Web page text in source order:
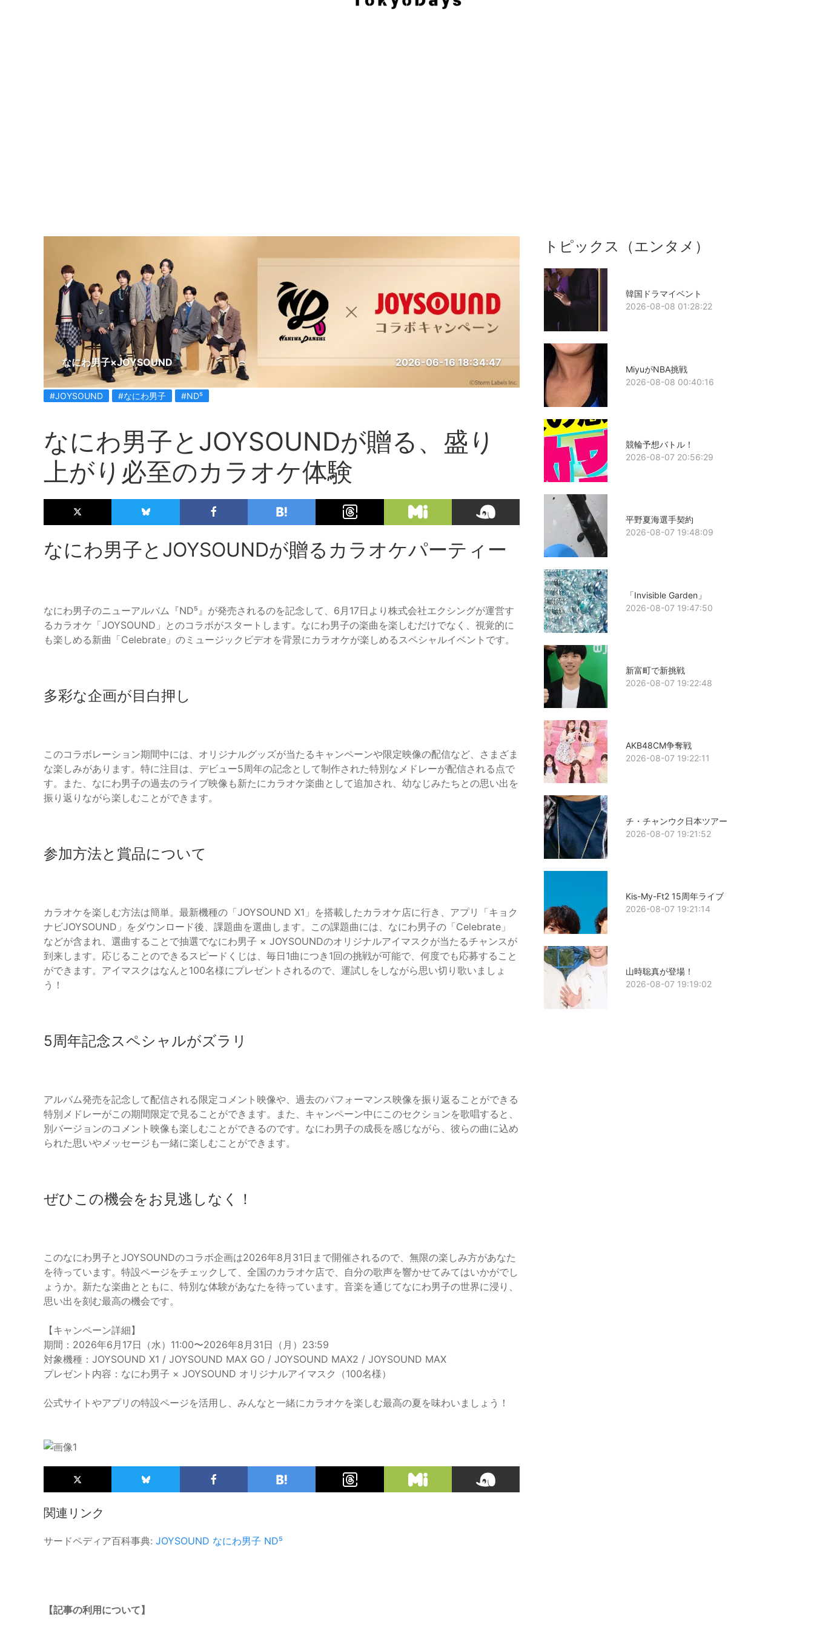
なにわ男子×JOYSOUND 2026-06-16 18:34:47
#JOYSOUND #なにわ男子 #ND⁵
なにわ男子とJOYSOUNDが贈る、盛り
上がり必至のカラオケ体験
なにわ男子とJOYSOUNDが贈るカラオケパーティー
なにわ男子のニューアルバム『ND⁵』が発売されるのを記念して、6月17日より株式会社エクシングが運営す
るカラオケ「JOYSOUND」とのコラボがスタートします。なにわ男子の楽曲を楽しむだけでなく、視覚的に
も楽しめる新曲「Celebrate」のミュージックビデオを背景にカラオケが楽しめるスペシャルイベントです。
多彩な企画が目白押し
このコラボレーション期間中には、オリジナルグッズが当たるキャンペーンや限定映像の配信など、さまざま
な楽しみがあります。特に注目は、デビュー5周年の記念として制作された特別なメドレーが配信される点で
す。また、なにわ男子の過去のライブ映像も新たにカラオケ楽曲として追加され、幼なじみたちとの思い出を
振り返りながら楽しむことができます。
参加方法と賞品について
カラオケを楽しむ方法は簡単。最新機種の「JOYSOUND X1」を搭載したカラオケ店に行き、アプリ「キョク
ナビJOYSOUND」をダウンロード後、課題曲を選曲します。この課題曲には、なにわ男子の「Celebrate」
などが含まれ、選曲することで抽選でなにわ男子 × JOYSOUNDのオリジナルアイマスクが当たるチャンスが
到来します。応じることのできるスピードくじは、毎日1曲につき1回の挑戦が可能で、何度でも応募すること
ができます。アイマスクはなんと100名様にプレゼントされるので、運試しをしながら思い切り歌いましょ
う！
5周年記念スペシャルがズラリ
アルバム発売を記念して配信される限定コメント映像や、過去のパフォーマンス映像を振り返ることができる
特別メドレーがこの期間限定で見ることができます。また、キャンペーン中にこのセクションを歌唱すると、
別バージョンのコメント映像も楽しむことができるのです。なにわ男子の成長を感じながら、彼らの曲に込め
られた思いやメッセージも一緒に楽しむことができます。
ぜひこの機会をお見逃しなく！
このなにわ男子とJOYSOUNDのコラボ企画は2026年8月31日まで開催されるので、無限の楽しみ方があなた
を待っています。特設ページをチェックして、全国のカラオケ店で、自分の歌声を響かせてみてはいかがでし
ょうか。新たな楽曲とともに、特別な体験があなたを待っています。音楽を通じてなにわ男子の世界に浸り、
思い出を刻む最高の機会です。
【キャンペーン詳細】
期間：2026年6月17日（水）11:00〜2026年8月31日（月）23:59
対象機種：JOYSOUND X1 / JOYSOUND MAX GO / JOYSOUND MAX2 / JOYSOUND MAX
プレゼント内容：なにわ男子 × JOYSOUND オリジナルアイマスク（100名様）
公式サイトやアプリの特設ページを活用し、みんなと一緒にカラオケを楽しむ最高の夏を味わいましょう！
関連リンク
サードペディア百科事典: JOYSOUND なにわ男子 ND⁵
トピックス（エンタメ）
韓国ドラマイベント
2026-08-08 01:28:22
MiyuがNBA挑戦
2026-08-08 00:40:16
競輪予想バトル！
2026-08-07 20:56:29
平野夏海選手契約
2026-08-07 19:48:09
「Invisible Garden」
2026-08-07 19:47:50
新富町で新挑戦
2026-08-07 19:22:48
AKB48CM争奪戦
2026-08-07 19:22:11
チ・チャンウク日本ツアー
2026-08-07 19:21:52
Kis-My-Ft2 15周年ライブ
2026-08-07 19:21:14
山時聡真が登場！
2026-08-07 19:19:02
【記事の利用について】